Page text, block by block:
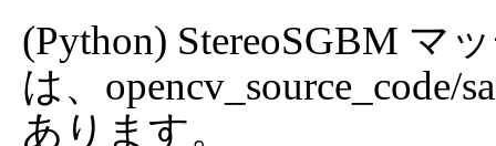
(Python) StereoSGBM マ
は、opencv_source_code/
あります。